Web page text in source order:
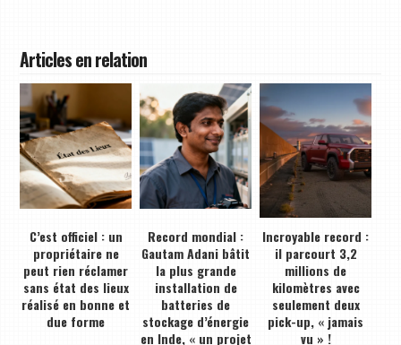
Articles en relation
C’est officiel : un
propriétaire ne
peut rien réclamer
sans état des lieux
réalisé en bonne et
due forme
Record mondial :
Gautam Adani bâtit
la plus grande
installation de
batteries de
stockage d’énergie
en Inde, « un projet
Incroyable record :
il parcourt 3,2
millions de
kilomètres avec
seulement deux
pick-up, « jamais
vu » !